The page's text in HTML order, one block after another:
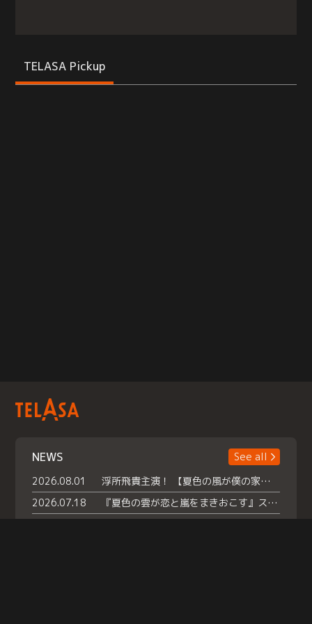
TELASA Pickup
NEWS
See all
2026.08.01
浮所飛貴主演！ 【夏色の風が僕の家にやってきた】 本日よりテラサで独占配信スタート！
2026.07.18
『夏色の雲が恋と嵐をまきおこす』スペシャルメイキング 【Part1】2026年７月18日（土）23時30分～配信スタート！話題のシーンの裏側を大公開！豪華キャスト大集合！ 『武宮家 真夏の家族会議』開催！